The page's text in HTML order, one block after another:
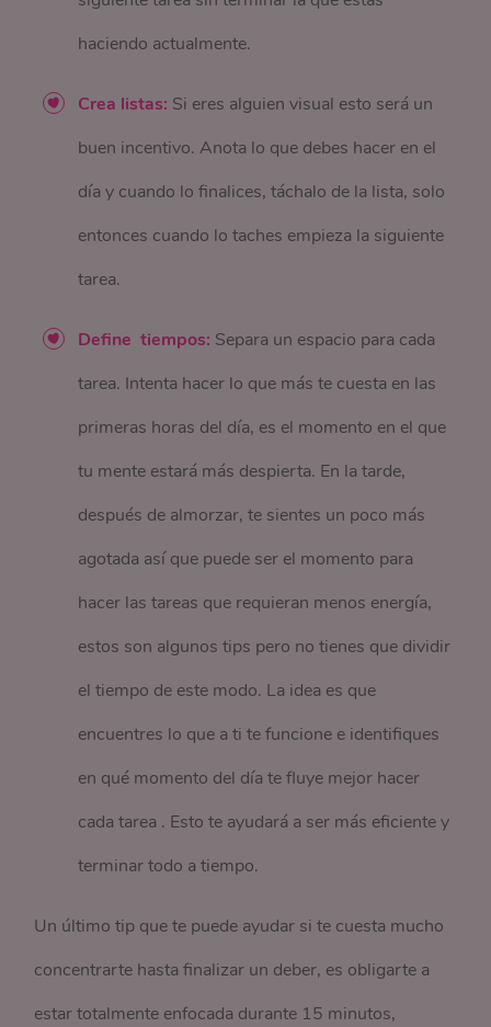
haciendo actualmente.
Crea listas: Si eres alguien visual esto será un
buen incentivo. Anota lo que debes hacer en el
día y cuando lo finalices, táchalo de la lista, solo
entonces cuando lo taches empieza la siguiente
tarea.
Define tiempos: Separa un espacio para cada
tarea. Intenta hacer lo que más te cuesta en las
primeras horas del día, es el momento en el que
tu mente estará más despierta. En la tarde,
después de almorzar, te sientes un poco más
agotada así que puede ser el momento para
hacer las tareas que requieran menos energía,
estos son algunos tips pero no tienes que dividir
el tiempo de este modo. La idea es que
encuentres lo que a ti te funcione e identifiques
en qué momento del día te fluye mejor hacer
cada tarea . Esto te ayudará a ser más eficiente y
terminar todo a tiempo.
Un último tip que te puede ayudar si te cuesta mucho
concentrarte hasta finalizar un deber, es obligarte a
estar totalmente enfocada durante 15 minutos,